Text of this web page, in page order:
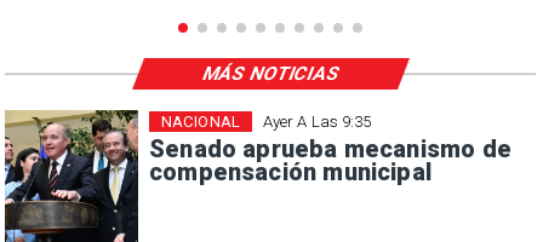
Ayer A Las 9:35
Senado aprueba mecanismo de
compensación municipal
NACIONAL
MÁS NOTICIAS